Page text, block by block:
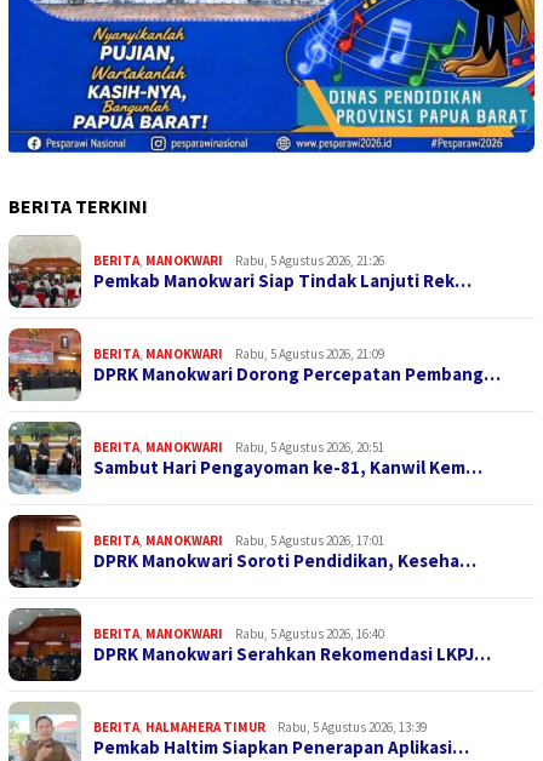
BERITA TERKINI
BERITA, MANOKWARI Rabu, 5 Agustus 2026, 21:26
Pemkab Manokwari Siap Tindak Lanjuti Rek…
BERITA, MANOKWARI Rabu, 5 Agustus 2026, 21:09
DPRK Manokwari Dorong Percepatan Pembang…
BERITA, MANOKWARI Rabu, 5 Agustus 2026, 20:51
Sambut Hari Pengayoman ke-81, Kanwil Kem…
BERITA, MANOKWARI Rabu, 5 Agustus 2026, 17:01
DPRK Manokwari Soroti Pendidikan, Keseha…
BERITA, MANOKWARI Rabu, 5 Agustus 2026, 16:40
DPRK Manokwari Serahkan Rekomendasi LKPJ…
BERITA, HALMAHERA TIMUR Rabu, 5 Agustus 2026, 13:39
Pemkab Haltim Siapkan Penerapan Aplikasi…